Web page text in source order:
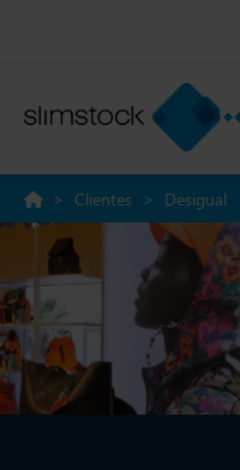
> Clientes > Desigual